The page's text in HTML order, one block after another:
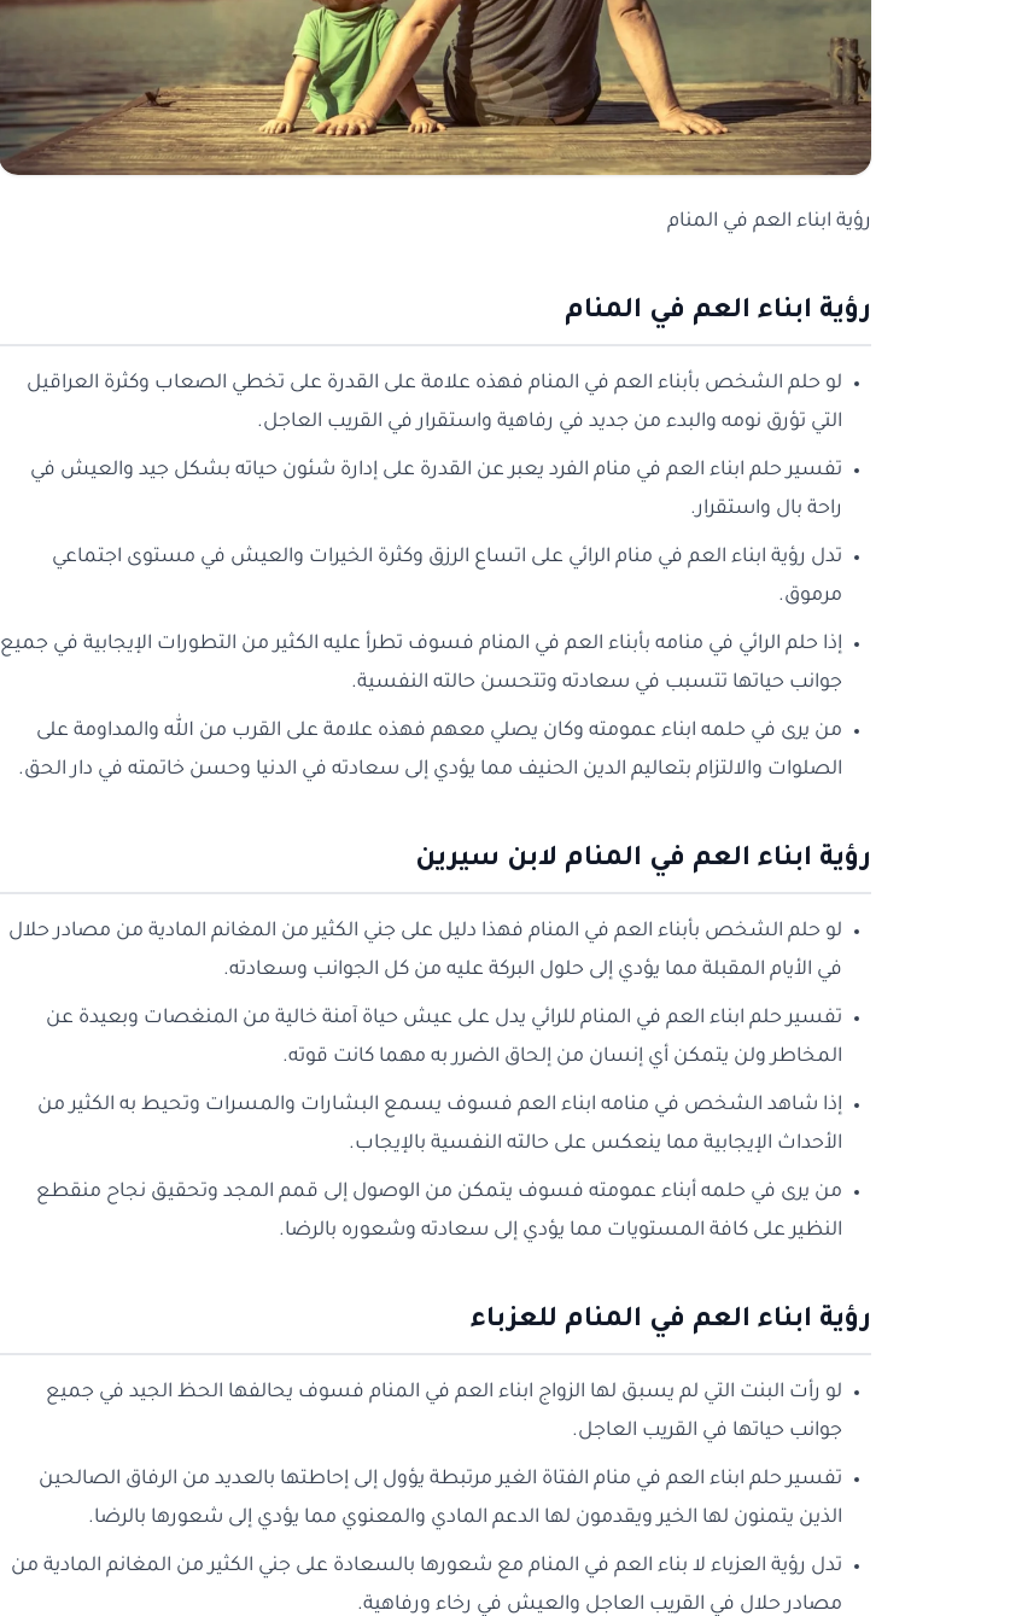
رؤية ابناء العم في المنام
رؤية ابناء العم في المنام
لو حلم الشخص بأبناء العم في المنام فهذه علامة على القدرة على تخطي الصعاب وكثرة العراقيل
التي تؤرق نومه والبدء من جديد في رفاهية واستقرار في القريب العاجل.
تفسير حلم ابناء العم في منام الفرد يعبر عن القدرة على إدارة شئون حياته بشكل جيد والعيش في
راحة بال واستقرار.
تدل رؤية ابناء العم في منام الرائي على اتساع الرزق وكثرة الخيرات والعيش في مستوى اجتماعي
مرموق.
إذا حلم الرائي في منامه بأبناء العم في المنام فسوف تطرأ عليه الكثير من التطورات الإيجابية في جميع
جوانب حياتها تتسبب في سعادته وتتحسن حالته النفسية.
من يرى في حلمه ابناء عمومته وكان يصلي معهم فهذه علامة على القرب من الله والمداومة على
الصلوات والالتزام بتعاليم الدين الحنيف مما يؤدي إلى سعادته في الدنيا وحسن خاتمته في دار الحق.
رؤية ابناء العم في المنام لابن سيرين
لو حلم الشخص بأبناء العم في المنام فهذا دليل على جني الكثير من المغانم المادية من مصادر حلال
في الأيام المقبلة مما يؤدي إلى حلول البركة عليه من كل الجوانب وسعادته.
تفسير حلم ابناء العم في المنام للرائي يدل على عيش حياة آمنة خالية من المنغصات وبعيدة عن
المخاطر ولن يتمكن أي إنسان من إلحاق الضرر به مهما كانت قوته.
إذا شاهد الشخص في منامه ابناء العم فسوف يسمع البشارات والمسرات وتحيط به الكثير من
الأحداث الإيجابية مما ينعكس على حالته النفسية بالإيجاب.
من يرى في حلمه أبناء عمومته فسوف يتمكن من الوصول إلى قمم المجد وتحقيق نجاح منقطع
النظير على كافة المستويات مما يؤدي إلى سعادته وشعوره بالرضا.
رؤية ابناء العم في المنام للعزباء
لو رأت البنت التي لم يسبق لها الزواج ابناء العم في المنام فسوف يحالفها الحظ الجيد في جميع
جوانب حياتها في القريب العاجل.
تفسير حلم ابناء العم في منام الفتاة الغير مرتبطة يؤول إلى إحاطتها بالعديد من الرفاق الصالحين
الذين يتمنون لها الخير ويقدمون لها الدعم المادي والمعنوي مما يؤدي إلى شعورها بالرضا.
تدل رؤية العزباء لا بناء العم في المنام مع شعورها بالسعادة على جني الكثير من المغانم المادية من
مصادر حلال في القريب العاجل والعيش في رخاء ورفاهية.